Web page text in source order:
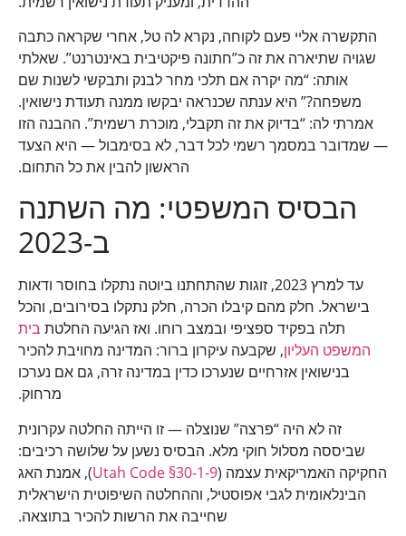
התקשרה אליי פעם לקוחה, נקרא לה טל, אחרי שקראה כתבה
שגויה שתיארה את זה כ”חתונה פיקטיבית באינטרנט”. שאלתי
אותה: “מה יקרה אם תלכי מחר לבנק ותבקשי לשנות שם
משפחה?” היא ענתה שכנראה יבקשו ממנה תעודת נישואין.
אמרתי לה: “בדיוק את זה תקבלי, מוכרת רשמית”. ההבנה הזו
— שמדובר במסמך רשמי לכל דבר, לא בסימבול — היא הצעד
הראשון להבין את כל התחום.
הבסיס המשפטי: מה השתנה
ב-2023
עד למרץ 2023, זוגות שהתחתנו ביוטה נתקלו בחוסר ודאות
בישראל. חלק מהם קיבלו הכרה, חלק נתקלו בסירובים, והכל
תלה בפקיד ספציפי ובמצב רוחו. ואז הגיעה החלטתבית
המשפט העליון, שקבעה עיקרון ברור: המדינה מחויבת להכיר
בנישואין אזרחיים שנערכו כדין במדינה זרה, גם אם נערכו
מרחוק.
זה לא היה “פרצה” שנוצלה — זו הייתה החלטה עקרונית
שביססה מסלול חוקי מלא. הבסיס נשען על שלושה רכיבים:
החקיקה האמריקאית עצמה (Utah Code §30-1-9), אמנת האג
הבינלאומית לגבי אפוסטיל, וההחלטה השיפוטית הישראלית
שחייבה את הרשות להכיר בתוצאה.